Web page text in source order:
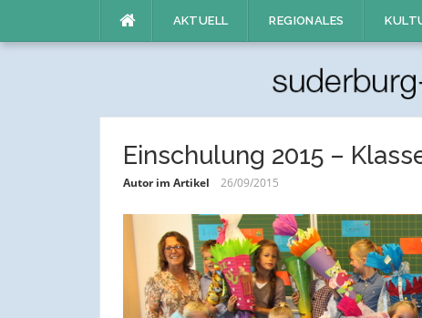
AKTUELL REGIONALES
Einschulung 2015 –
Autor im Artikel 26/09/2015